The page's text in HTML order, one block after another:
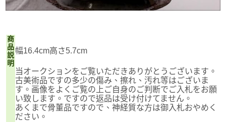
商
品
説
明
幅16.4cm高さ5.7cm
当オークションをご覧いただきありがとうございます。
古美術品ですの多少の傷み、擦れ、汚れ等はございま
す。画像をよくご覧の上ご自身のご判断でご入札をお願
い致します。ですので返品は受け付けてません。
あくまで骨董品ですので、神経質な方は御入札おやめく
ださい。